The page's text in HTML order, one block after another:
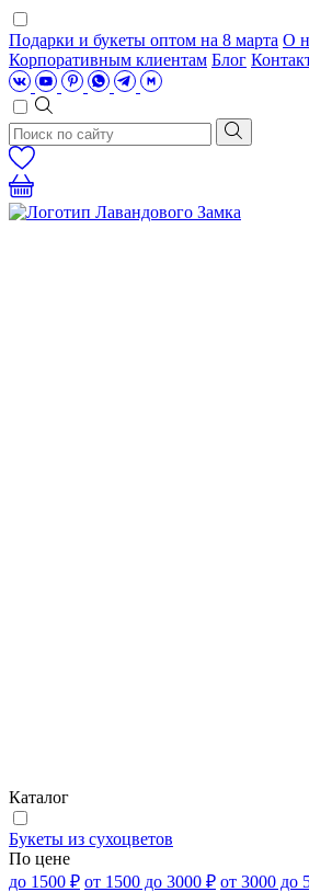
Подарки и букеты оптом на 8 марта О
Корпоративным клиентам Блог
Каталог
Букеты из сухоцветов
По цене
до 1500 ₽ от 1500 до 3000 ₽ от 3000 до